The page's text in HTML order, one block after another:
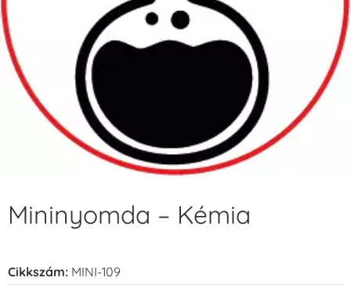
Mininyomda – Kémia
Cikkszám: MINI-109